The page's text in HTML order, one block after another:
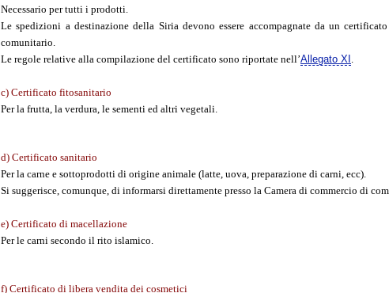
Necessario per tutti i prodotti.
Le spedizioni a destinazione della Siria devono essere accompagnate da un
comunitario.
Le regole relative alla compilazione del certificato sono riportate nell’Allegato XI .
c) Certificato fitosanitario
Per la frutta, la verdura, le sementi ed altri vegetali.
d) Certificato sanitario
Per la carne e sottoprodotti di origine animale (latte, uova, preparazione di carni, ecc).
Si suggerisce, comunque, di informarsi direttamente presso la Camera di commercio di
e) Certificato di macellazione
Per le carni secondo il rito islamico.
f) Certificato di libera vendita dei cosmetici